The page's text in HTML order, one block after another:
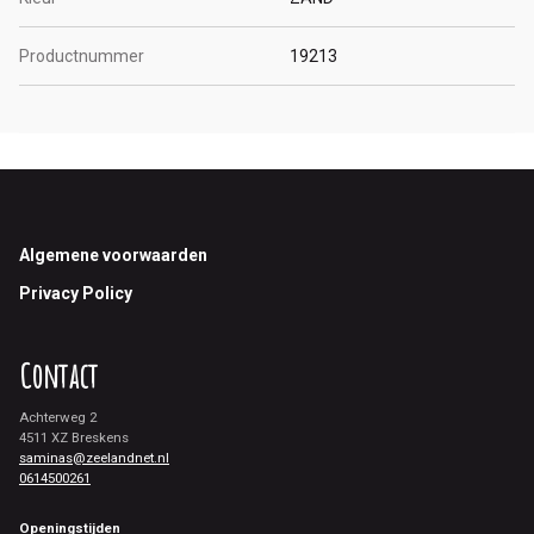
Productnummer 19213
Footer
Algemene voorwaarden
Privacy Policy
Contact
Achterweg 2
4511 XZ Breskens
saminas@zeelandnet.nl
0614500261
Openingstijden